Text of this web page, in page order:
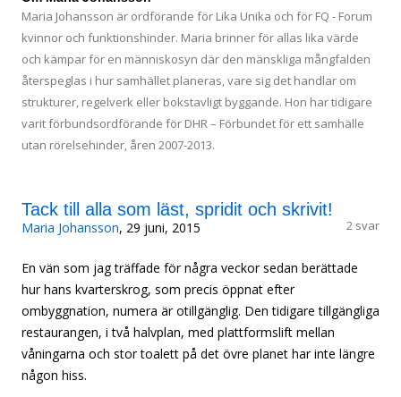
Maria Johansson är ordförande för Lika Unika och för FQ - Forum
kvinnor och funktionshinder. Maria brinner för allas lika värde
och kämpar för en människosyn där den mänskliga mångfalden
återspeglas i hur samhället planeras, vare sig det handlar om
strukturer, regelverk eller bokstavligt byggande. Hon har tidigare
varit förbundsordförande för DHR – Förbundet för ett samhälle
utan rörelsehinder, åren 2007-2013.
Tack till alla som läst, spridit och skrivit!
Maria Johansson, 29 juni, 2015 2 svar
En vän som jag träffade för några veckor sedan berättade
hur hans kvarterskrog, som precis öppnat efter
ombyggnation, numera är otillgänglig. Den tidigare tillgängliga
restaurangen, i två halvplan, med plattformslift mellan
våningarna och stor toalett på det övre planet har inte längre
någon hiss.